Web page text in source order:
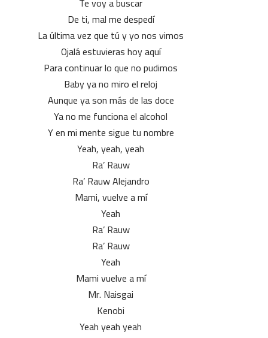
De ti, mal me despedí
La última vez que tú y yo nos vimos
Ojalá estuvieras hoy aquí
Para continuar lo que no pudimos
Baby ya no miro el reloj
Aunque ya son más de las doce
Ya no me funciona el alcohol
Y en mi mente sigue tu nombre
Yeah, yeah, yeah
Ra’ Rauw
Ra’ Rauw Alejandro
Mami, vuelve a mí
Yeah
Ra’ Rauw
Ra’ Rauw
Yeah
Mami vuelve a mí
Mr. Naisgai
Kenobi
Yeah yeah yeah